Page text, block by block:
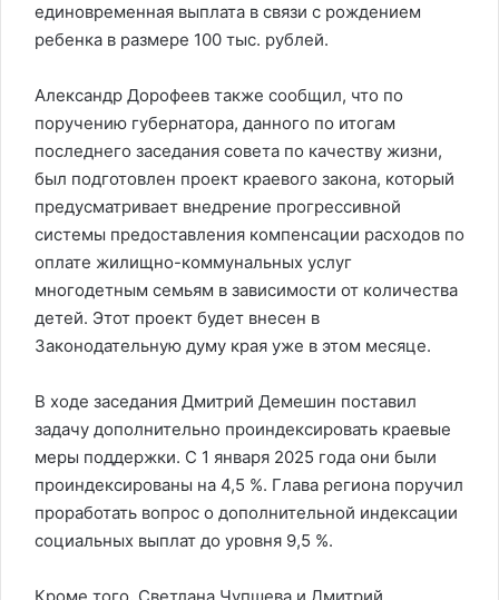
единовременная выплата в связи с рождением
ребенка в размере 100 тыс. рублей.
Александр Дорофеев также сообщил, что по
поручению губернатора, данного по итогам
последнего заседания совета по качеству жизни,
был подготовлен проект краевого закона, который
предусматривает внедрение прогрессивной
системы предоставления компенсации расходов по
оплате жилищно-коммунальных услуг
многодетным семьям в зависимости от количества
детей. Этот проект будет внесен в
Законодательную думу края уже в этом месяце.
В ходе заседания Дмитрий Демешин поставил
задачу дополнительно проиндексировать краевые
меры поддержки. С 1 января 2025 года они были
проиндексированы на 4,5 %. Глава региона поручил
проработать вопрос о дополнительной индексации
социальных выплат до уровня 9,5 %.